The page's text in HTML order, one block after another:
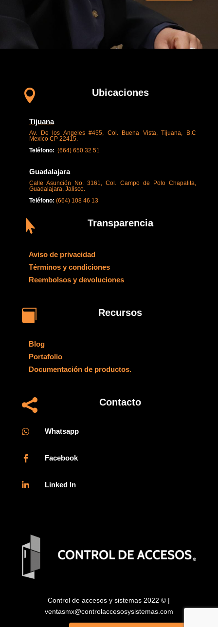
 Ubicaciones
Tijuana
Av. De los Angeles #455, Col. Buena Vista, Tijuana, B.C
Mexico CP 22415.
Teléfono: (664) 650 32 51
Guadalajara
Calle Asunción No. 3161, Col. Campo de Polo Chapalita,
Guadalajara, Jalisco.
Teléfono: (664) 108 46 13
 Transparencia
Aviso de privacidad
Términos y condiciones
Reembolsos y devoluciones
 Recursos
Blog
Portafolio
Documentación de productos.
 Contacto
 Whatsapp
 Facebook
 Linked In
Control de accesos y sistemas 2022 © |
ventasmx@controlaccesosysistemas.com